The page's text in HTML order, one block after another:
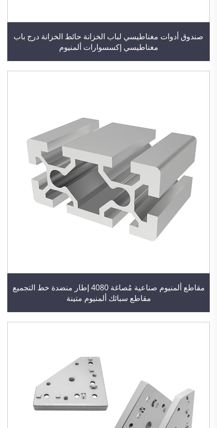
صندوق أدوات مغناطيسي لباب الخزانة حائط الخزانة درج باب
مغناطيسي إكسسوارات ألمنيوم
مقاطع ألمنيوم صناعية مُصاغة 4080 إطار منضدة خط التجميع
مقاطع سبائك ألمنيوم متينة